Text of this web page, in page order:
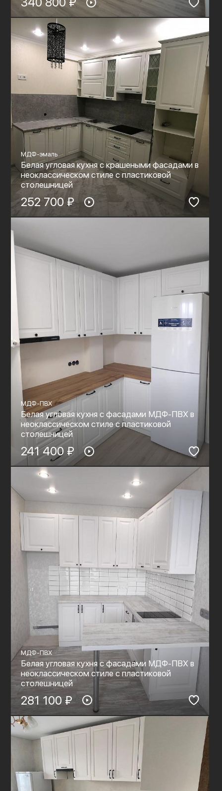
МДФ-эмаль
Белая угловая кухня с крашеными фасадами в
неоклассическом стиле с пластиковой
столешницей
252 700 ₽
МДФ-ПВХ
Белая угловая кухня с фасадами МДФ-ПВХ в
неоклассическом стиле с пластиковой
столешницей
241 400 ₽
МДФ-ПВХ
Белая угловая кухня с фасадами МДФ-ПВХ в
неоклассическом стиле с пластиковой
столешницей
281 100 ₽